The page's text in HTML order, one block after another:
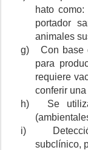
hato
portador
animales
g)
Con base
para
requiere
conferir
h)
Se
i)
subclínico,